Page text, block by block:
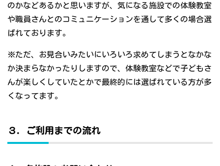
のかなどあるかと思いますが、気になる施設での体験教室
や職員さんとのコミュニケーションを通して多くの場合選
ばれております。
※ただ、お見合いみたいにいろいろ求めてしまうとなかな
か決まらなかったりしますので、体験教室などで子どもさ
んが楽しくしていたとかで最終的には選ばれている方が多
くなってます。
３．ご利用までの流れ